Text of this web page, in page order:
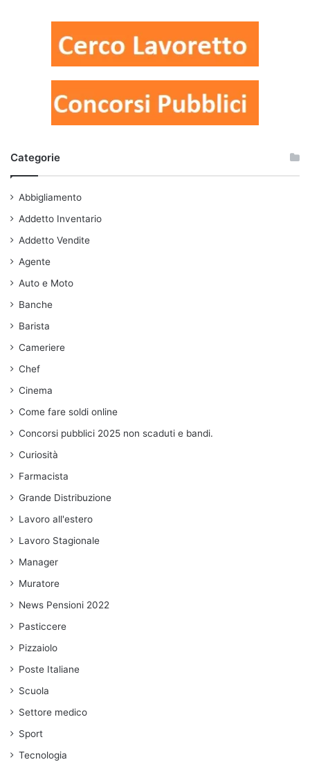
Categorie
Abbigliamento
Addetto Inventario
Addetto Vendite
Agente
Auto e Moto
Banche
Barista
Cameriere
Chef
Cinema
Come fare soldi online
Concorsi pubblici 2025 non scaduti e bandi.
Curiosità
Farmacista
Grande Distribuzione
Lavoro all'estero
Lavoro Stagionale
Manager
Muratore
News Pensioni 2022
Pasticcere
Pizzaiolo
Poste Italiane
Scuola
Settore medico
Sport
Tecnologia